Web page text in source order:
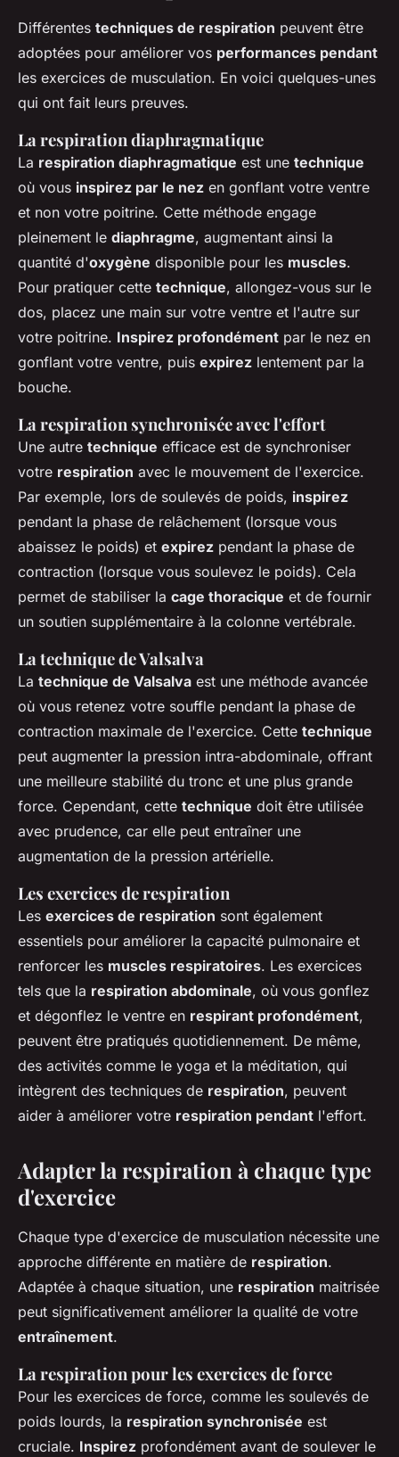
Différentes techniques de respiration peuvent être
adoptées pour améliorer vos performances pendant
les exercices de musculation. En voici quelques-unes
qui ont fait leurs preuves.
La respiration diaphragmatique
La respiration diaphragmatique est une technique
où vous inspirez par le nez en gonflant votre ventre
et non votre poitrine. Cette méthode engage
pleinement le diaphragme, augmentant ainsi la
quantité d'oxygène disponible pour les muscles.
Pour pratiquer cette technique, allongez-vous sur le
dos, placez une main sur votre ventre et l'autre sur
votre poitrine. Inspirez profondément par le nez en
gonflant votre ventre, puis expirez lentement par la
bouche.
La respiration synchronisée avec l'effort
Une autre technique efficace est de synchroniser
votre respiration avec le mouvement de l'exercice.
Par exemple, lors de soulevés de poids, inspirez
pendant la phase de relâchement (lorsque vous
abaissez le poids) et expirez pendant la phase de
contraction (lorsque vous soulevez le poids). Cela
permet de stabiliser la cage thoracique et de fournir
un soutien supplémentaire à la colonne vertébrale.
La technique de Valsalva
La technique de Valsalva est une méthode avancée
où vous retenez votre souffle pendant la phase de
contraction maximale de l'exercice. Cette technique
peut augmenter la pression intra-abdominale, offrant
une meilleure stabilité du tronc et une plus grande
force. Cependant, cette technique doit être utilisée
avec prudence, car elle peut entraîner une
augmentation de la pression artérielle.
Les exercices de respiration
Les exercices de respiration sont également
essentiels pour améliorer la capacité pulmonaire et
renforcer les muscles respiratoires. Les exercices
tels que la respiration abdominale, où vous gonflez
et dégonflez le ventre en respirant profondément,
peuvent être pratiqués quotidiennement. De même,
des activités comme le yoga et la méditation, qui
intègrent des techniques de respiration, peuvent
aider à améliorer votre respiration pendant l'effort.
Adapter la respiration à chaque type
d'exercice
Chaque type d'exercice de musculation nécessite une
approche différente en matière de respiration.
Adaptée à chaque situation, une respiration maitrisée
peut significativement améliorer la qualité de votre
entraînement.
La respiration pour les exercices de force
Pour les exercices de force, comme les soulevés de
poids lourds, la respiration synchronisée est
cruciale. Inspirez profondément avant de soulever le